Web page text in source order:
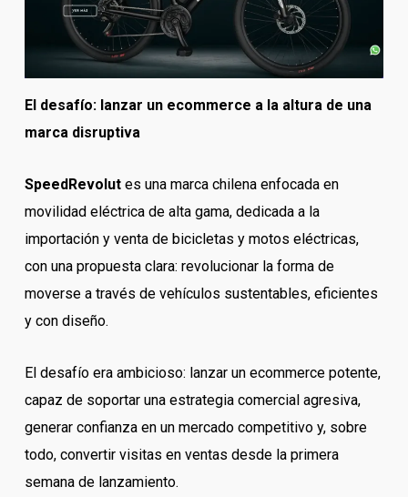
El desafío: lanzar un ecommerce a la altura de una
marca disruptiva
SpeedRevolut es una marca chilena enfocada en
movilidad eléctrica de alta gama, dedicada a la
importación y venta de bicicletas y motos eléctricas,
con una propuesta clara: revolucionar la forma de
moverse a través de vehículos sustentables, eficientes
y con diseño.
El desafío era ambicioso: lanzar un ecommerce potente,
capaz de soportar una estrategia comercial agresiva,
generar confianza en un mercado competitivo y, sobre
todo, convertir visitas en ventas desde la primera
semana de lanzamiento.